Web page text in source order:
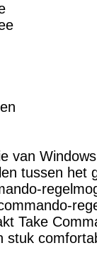
van
tussen het
Take
stuk